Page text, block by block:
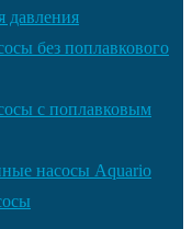
давления
без поплавкового
с поплавковым
насосы Aquario